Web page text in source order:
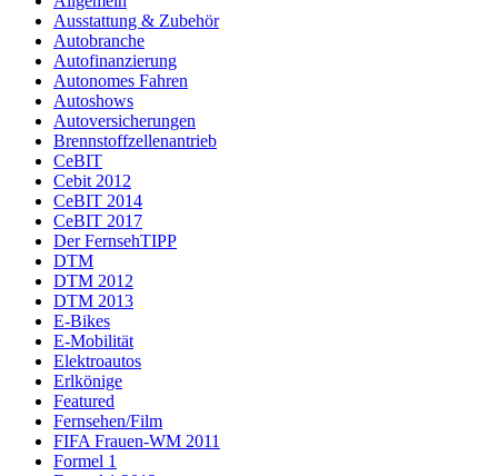
Ausstattung & Zubehör
Autobranche
Autofinanzierung
Autonomes Fahren
Autoshows
Autoversicherungen
Brennstoffzellenantrieb
CeBIT
Cebit 2012
CeBIT 2014
CeBIT 2017
Der FernsehTIPP
DTM
DTM 2012
DTM 2013
E-Bikes
E-Mobilität
Elektroautos
Erlkönige
Featured
Fernsehen/Film
FIFA Frauen-WM 2011
Formel 1